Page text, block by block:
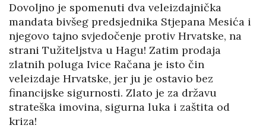
Dovoljno je spomenuti dva veleizdajnička
mandata bivšeg predsjednika Stjepana Mesića i
njegovo tajno svjedočenje protiv Hrvatske, na
strani Tužiteljstva u Hagu! Zatim prodaja
zlatnih poluga Ivice Račana je isto čin
veleizdaje Hrvatske, jer ju je ostavio bez
financijske sigurnosti. Zlato je za državu
strateška imovina, sigurna luka i zaštita od
kriza!